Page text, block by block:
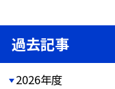
過去記事
2026年度